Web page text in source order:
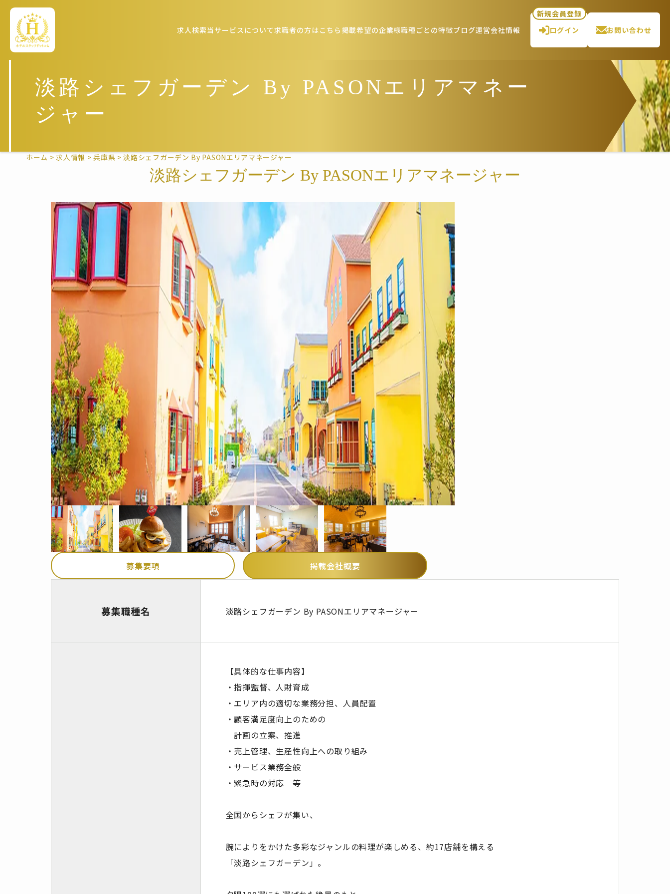
求人検索当サービスについて求職者の方はこちら 掲載希望の企業様職種ごとの特徴ブログ運営会社情報
新規会員登録
ログイン
お問い合わせ
淡路シェフガーデン By PASONエリアマネー
ジャー
ホーム >求人情報 >兵庫県 >淡路シェフガーデン By PASONエリアマネージャー
淡路シェフガーデン By PASONエリアマネージャー
募集要項 掲載会社概要
募集職種名 淡路シェフガーデン By PASONエリアマネージャー
【具体的な仕事内容】
・指揮監督、人財育成
・エリア内の適切な業務分担、人員配置
・顧客満足度向上のための
計画の立案、推進
・売上管理、生産性向上への取り組み
・サービス業務全般
・緊急時の対応 等
全国からシェフが集い、
腕によりをかけた多彩なジャンルの料理が楽しめる、約17店舗を構える
「淡路シェフガーデン」。